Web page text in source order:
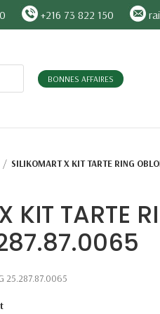
+216 73 822 150
BONNES AFFAIRES
SILIKOMART X KIT TARTE RING
KIT TARTE
25.287.87.0065